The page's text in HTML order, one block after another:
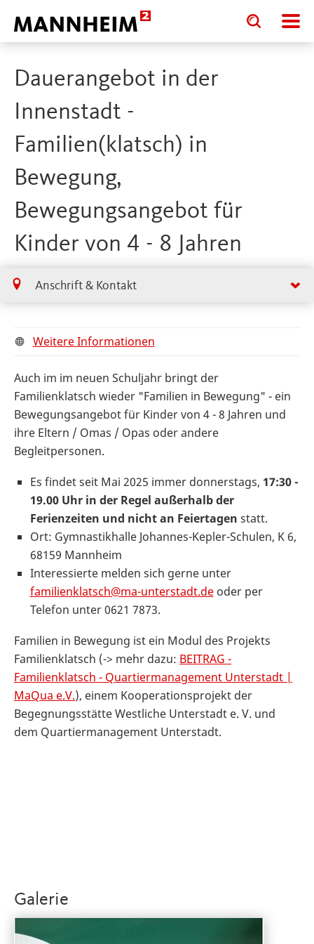
Toggle
search
input
Toggle
search
input
Dauerangebot in der
Innenstadt -
Familien(klatsch) in
Bewegung,
Bewegungsangebot für
Kinder von 4 - 8 Jahren
Anschrift & Kontakt
Weitere Informationen
Auch im im neuen Schuljahr bringt der
Familienklatsch wieder "Familien in Bewegung" - ein
Bewegungsangebot für Kinder von 4 - 8 Jahren und
ihre Eltern / Omas / Opas oder andere
Begleitpersonen.
Es findet seit Mai 2025 immer donnerstags, 17:30 -
19.00 Uhr in der Regel außerhalb der
Ferienzeiten und nicht an Feiertagen statt.
Ort: Gymnastikhalle Johannes-Kepler-Schulen, K 6,
68159 Mannheim
Interessierte melden sich gerne unter
familienklatsch@ma-unterstadt.deoder per
Telefon unter 0621 7873.
Familien in Bewegung ist ein Modul des Projekts
Familienklatsch (-> mehr dazu: BEITRAG -
Familienklatsch - Quartiermanagement Unterstadt |
MaQua e.V.), einem Kooperationsprojekt der
Begegnungsstätte Westliche Unterstadt e. V. und
dem Quartiermanagement Unterstadt.
Galerie